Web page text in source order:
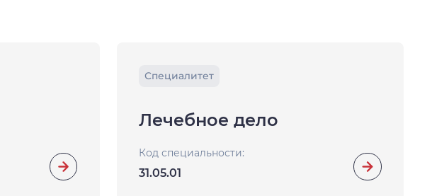
Специалитет
Лечебное дело
Код специальности:
31.05.01